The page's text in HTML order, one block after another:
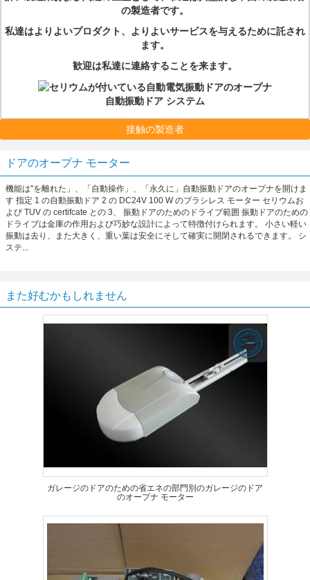
の製造者です。
私達はよりよいプロダクト、よりよいサービスを与えるために託され
ます。
歓迎は私達に連絡することを来ます。
自動振動ドア システム
接触の製造者
ドアのオープナ モーター
機能は"を離れた」、「自動操作」、「永久に」自動振動ドアのオープナを開けま
す 指定 1 の自動振動ドア 2 の DC24V 100 W のブラシレス モーター セリウムお
よび TUV の certifcate との 3、 振動ドアのためのドライブ範囲 振動ドアのための
ドライブは金庫の作用および巧妙な設計によって特徴付けられます。 小さい軽い
振動は去り、また大きく、重い葉は安全にそして確実に開閉されるできます。 シ
ステ...
また好むかもしれません
ガレージのドアのための省エネの部門別のガレージのドア
のオープナ モーター